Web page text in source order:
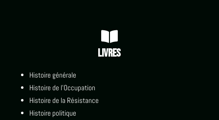

Livres
Histoire générale
Histoire de l'Occupation
Histoire de la Résistance
Histoire politique